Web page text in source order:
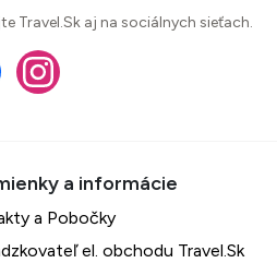
Travel.Sk aj na sociálnych sieťach.
a Pobočky
el. obchodu Travel.Sk